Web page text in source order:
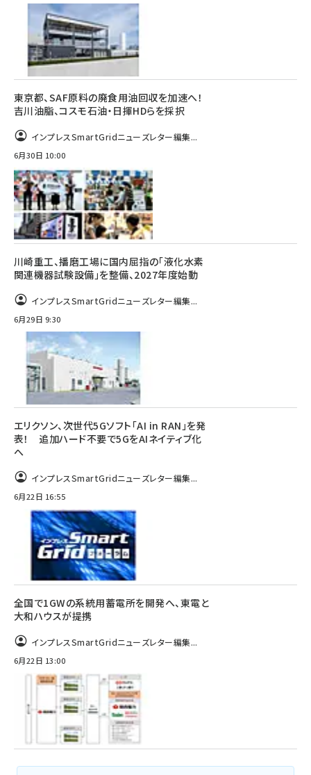
東京都、SAF原料の廃食用油回収を加速へ！
吉川油脂、コスモ石油・日揮HDらを採択
インプレスSmartGridニューズレター編集...
6月30日 10:00
川崎重工、播磨工場に国内屈指の「液化水素
関連機器試験設備」を整備、2027年度始動
インプレスSmartGridニューズレター編集...
6月29日 9:30
エリクソン、次世代5Gソフト「AI in RAN」を発
表！ 追加ハード不要で5GをAIネイティブ化
へ
インプレスSmartGridニューズレター編集...
6月22日 16:55
全国で1GWの系統用蓄電所を開発へ、東電と
大和ハウスが提携
インプレスSmartGridニューズレター編集...
6月22日 13:00